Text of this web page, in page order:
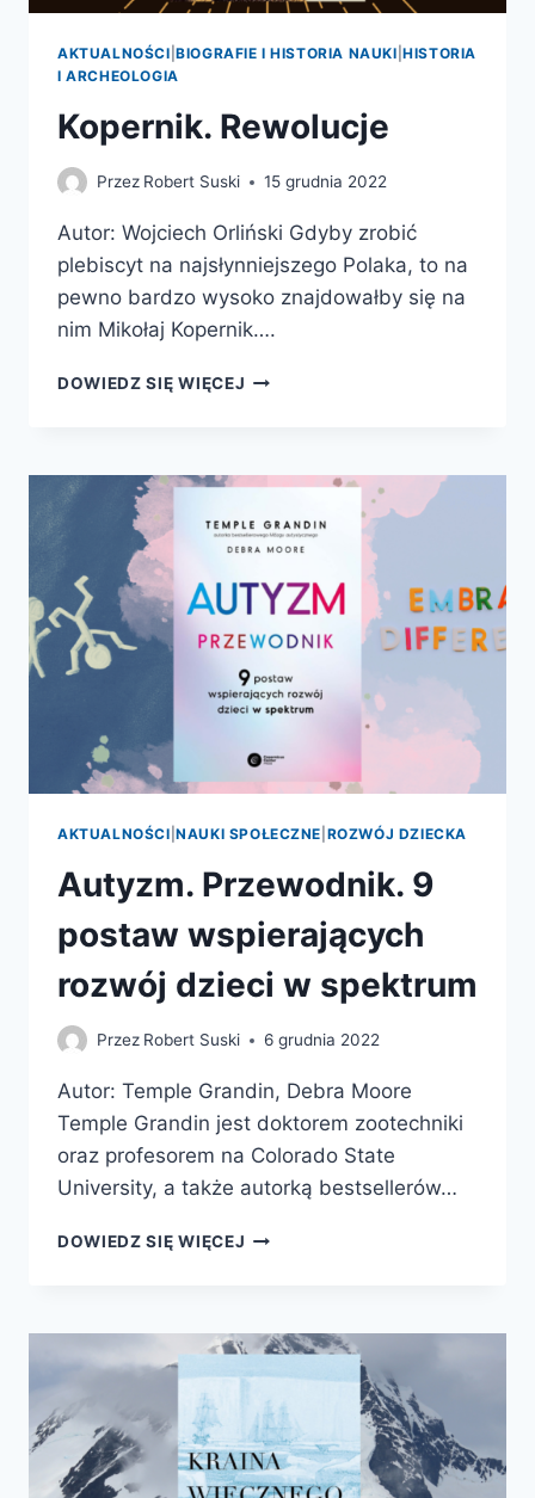
AKTUALNOŚCI |BIOGRAFIE I HISTORIA NAUKI |HISTORIA
I ARCHEOLOGIA
Kopernik. Rewolucje
Przez Robert Suski 15 grudnia 2022
Autor: Wojciech Orliński Gdyby zrobić
plebiscyt na najsłynniejszego Polaka, to na
pewno bardzo wysoko znajdowałby się na
nim Mikołaj Kopernik….
DOWIEDZ SIĘ WIĘCEJ KOPERNIK.
AKTUALNOŚCI |NAUKI SPOŁECZNE ROZWÓJ DZIECKA
Autyzm. Przewodnik. 9
postaw wspierających
rozwój dzieci w spektrum
Przez Robert Suski 6 grudnia 2022
Autor: Temple Grandin, Debra Moore
Temple Grandin jest doktorem zootechniki
oraz profesorem na Colorado State
University, a także autorką bestsellerów…
DOWIEDZ SIĘ WIĘCEJ AUTYZM.
WSPIERAJĄCYCH
ROZWÓJ
W
SPEKTRUM